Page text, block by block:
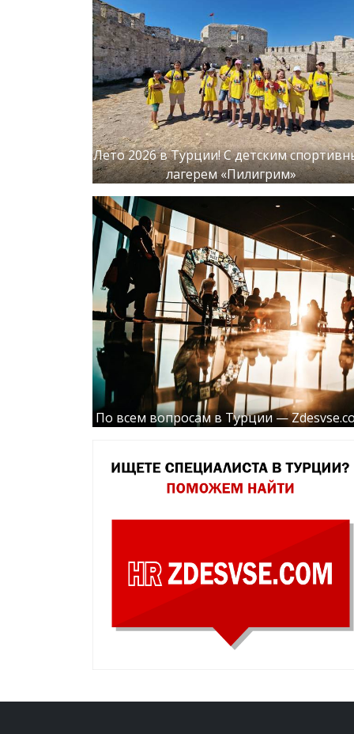
Лето 2026 в Турции! С детским
лагерем «Пилигрим»
По всем вопросам в Турции —